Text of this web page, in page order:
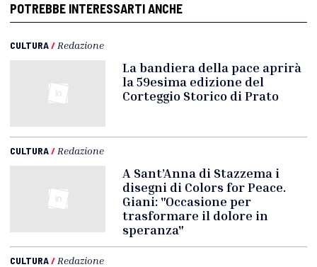
POTREBBE INTERESSARTI ANCHE
CULTURA/ Redazione
La bandiera della pace aprirà
la 59esima edizione del
Corteggio Storico di Prato
CULTURA/ Redazione
A Sant’Anna di Stazzema i
disegni di Colors for Peace.
Giani: "Occasione per
trasformare il dolore in
speranza"
CULTURA/ Redazione